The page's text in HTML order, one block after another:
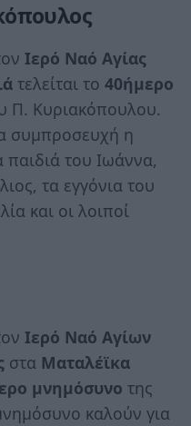
Ιερό Ναό Αγίας
τελείται το 40ήμερο
Π. Κυριακόπουλου.
συμπροσευχή η
παιδιά του Ιωάννα,
τα εγγόνια του
και οι λοιποί
Ιερό Ναό Αγίων
στα Ματαλέϊκα
μνημόσυνο της
καλούν για